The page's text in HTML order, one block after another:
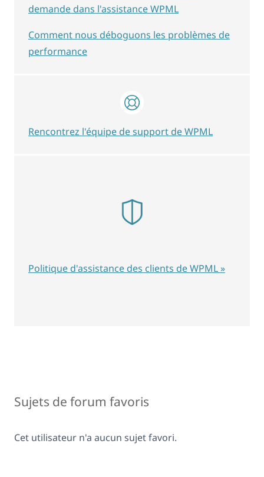
Sujets de forum favoris
Cet utilisateur n'a aucun sujet favori.
demande dans l'assistance WPML
Comment nous déboguons les problèmes de
performance
Rencontrez l'équipe de support de WPML
Politique d'assistance des clients de WPML »